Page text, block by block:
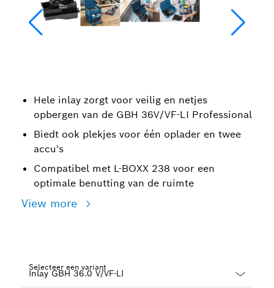
Hele inlay zorgt voor veilig en netjes
opbergen van de GBH 36V/VF-LI Professional
Biedt ook plekjes voor één oplader en twee
accu's
Compatibel met L-BOXX 238 voor een
optimale benutting van de ruimte
View more
Selecteer een variant